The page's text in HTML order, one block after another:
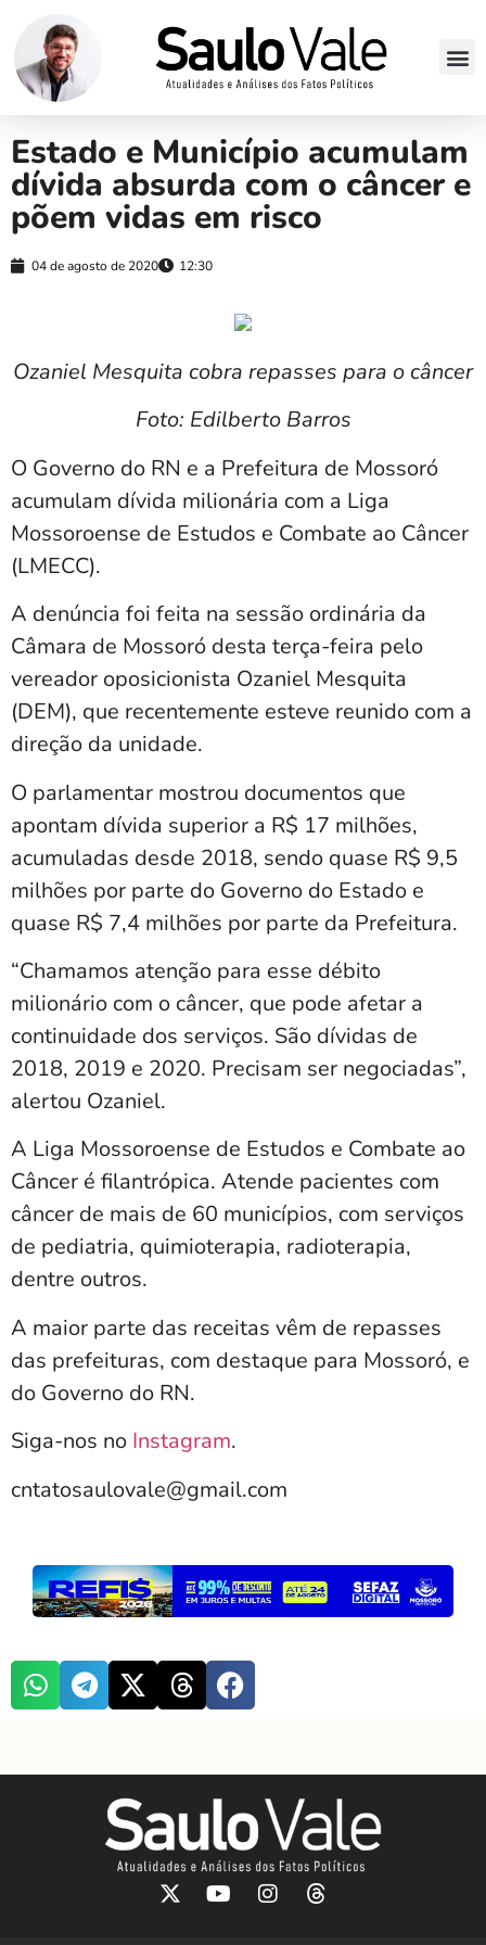
Estado e Município acumulam
dívida absurda com o câncer e
põem vidas em risco
04 de agosto de 2020 12:30
Ozaniel Mesquita cobra repasses para o câncer
Foto: Edilberto Barros
O Governo do RN e a Prefeitura de Mossoró
acumulam dívida milionária com a Liga
Mossoroense de Estudos e Combate ao Câncer
(LMECC).
A denúncia foi feita na sessão ordinária da
Câmara de Mossoró desta terça-feira pelo
vereador oposicionista Ozaniel Mesquita
(DEM), que recentemente esteve reunido com a
direção da unidade.
O parlamentar mostrou documentos que
apontam dívida superior a R$ 17 milhões,
acumuladas desde 2018, sendo quase R$ 9,5
milhões por parte do Governo do Estado e
quase R$ 7,4 milhões por parte da Prefeitura.
“Chamamos atenção para esse débito
milionário com o câncer, que pode afetar a
continuidade dos serviços. São dívidas de
2018, 2019 e 2020. Precisam ser negociadas”,
alertou Ozaniel.
A Liga Mossoroense de Estudos e Combate ao
Câncer é filantrópica. Atende pacientes com
câncer de mais de 60 municípios, com serviços
de pediatria, quimioterapia, radioterapia,
dentre outros.
A maior parte das receitas vêm de repasses
das prefeituras, com destaque para Mossoró, e
do Governo do RN.
Siga-nos no Instagram.
cntatosaulovale@gmail.com